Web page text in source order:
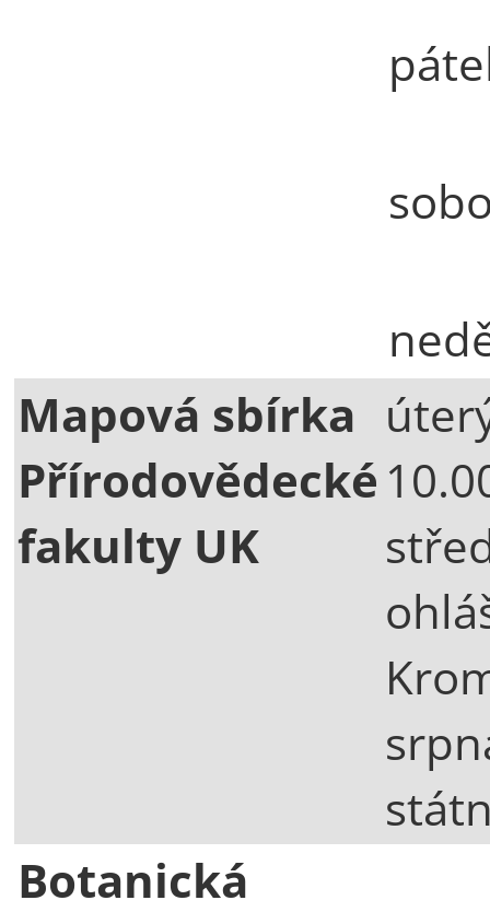
Mapová sbírka
Přírodovědecké
fakulty UK
Botanická